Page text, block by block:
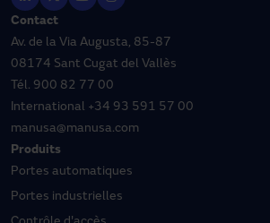
Contact
Av. de la Via Augusta, 85-87
08174 Sant Cugat del Vallès
Tél. 900 82 77 00
International +34 93 591 57 00
manusa@manusa.com
Produits
Portes automatiques
Portes industrielles